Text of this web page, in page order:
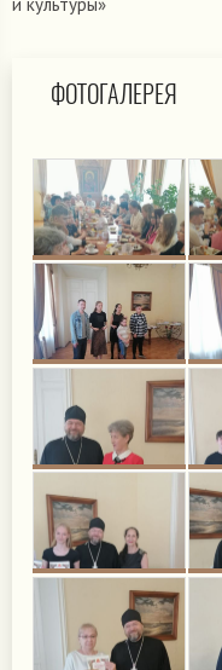
и культуры»
ФОТОГАЛЕРЕЯ